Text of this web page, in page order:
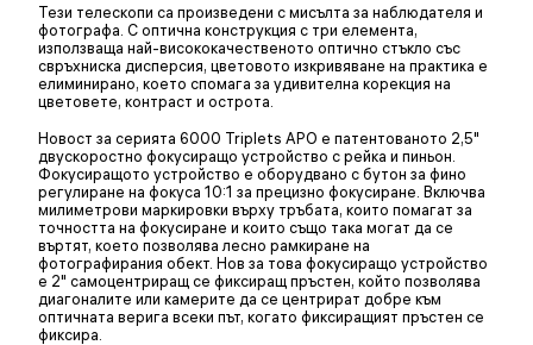
Тези телескопи са произведени с мисълта за наблюдателя и
фотографа. С оптична конструкция с три елемента,
използваща най-висококачественото оптично стъкло със
свръхниска дисперсия, цветовото изкривяване на практика е
елиминирано, което спомага за удивителна корекция на
цветовете, контраст и острота.
Новост за серията 6000 Triplets APO е патентованото 2,5"
двускоростно фокусиращо устройство с рейка и пиньон.
Фокусиращото устройство е оборудвано с бутон за фино
регулиране на фокуса 10:1 за прецизно фокусиране. Включва
милиметрови маркировки върху тръбата, които помагат за
точността на фокусиране и които също така могат да се
въртят, което позволява лесно рамкиране на
фотографирания обект. Нов за това фокусиращо устройство
е 2" самоцентриращ се фиксиращ пръстен, който позволява
диагоналите или камерите да се центрират добре към
оптичната верига всеки път, когато фиксиращият пръстен се
фиксира.